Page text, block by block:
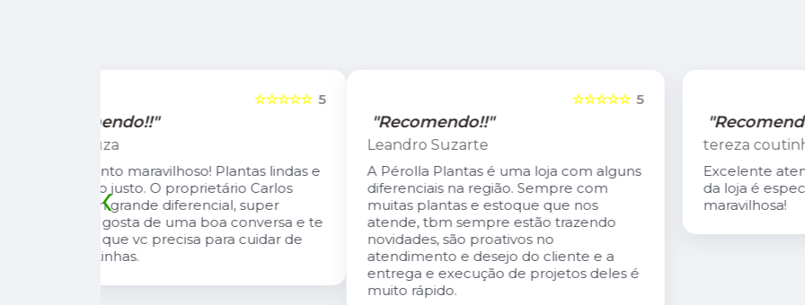
"Recomendo!!"
A Pérolla Plantas é uma loja com alguns
diferenciais na região. Sempre com
muitas plantas e estoque que nos
atende, tbm sempre estão trazendo
novidades, são proativos no
atendimento e desejo do cliente e a
entrega e execução de projetos deles é
muito rápido.
"Recomendo!!"
tereza coutinho
Excelente atendimento. O Carlis,dono
da loja é especialmente gentil. A loja é
maravilhosa!
‹